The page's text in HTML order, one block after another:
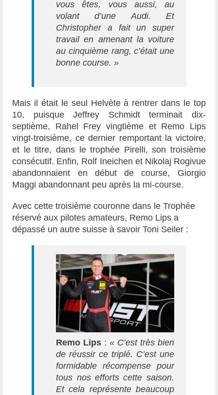
vous êtes, vous aussi, au
volant d’une Audi. Et
Christopher a fait un super
travail en amenant la voiture
au cinquième rang, c’était une
bonne course. »
Mais il était le seul Helvète à rentrer dans le top
10, puisque Jeffrey Schmidt terminait dix-
septième, Rahel Frey vingtième et Remo Lips
vingt-troisième, ce dernier remportant la victoire,
et le titre, dans le trophée Pirelli, son troisième
consécutif. Enfin, Rolf Ineichen et Nikolaj Rogivue
abandonnaient en début de course, Giorgio
Maggi abandonnant peu après la mi-course.
Avec cette troisième couronne dans le Trophée
réservé aux pilotes amateurs, Remo Lips a
dépassé un autre suisse à savoir Toni Seiler :
Remo Lips :« C’est très bien
de réussir ce triplé. C’est une
formidable récompense pour
tous nos efforts cette saison.
Et cela représente beaucoup